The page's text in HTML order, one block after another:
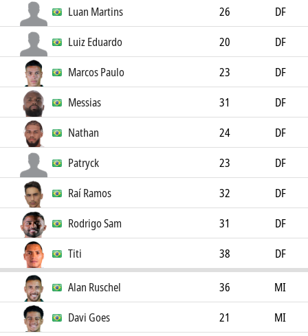
Luan Martins
26
DF
Luiz Eduardo
20
DF
Marcos Paulo
23
DF
Messias
31
DF
Nathan
24
DF
Patryck
23
DF
Raí Ramos
32
DF
Rodrigo Sam
31
DF
Titi
38 DF
Alan Ruschel 36
MI
Davi Goes
21
MI